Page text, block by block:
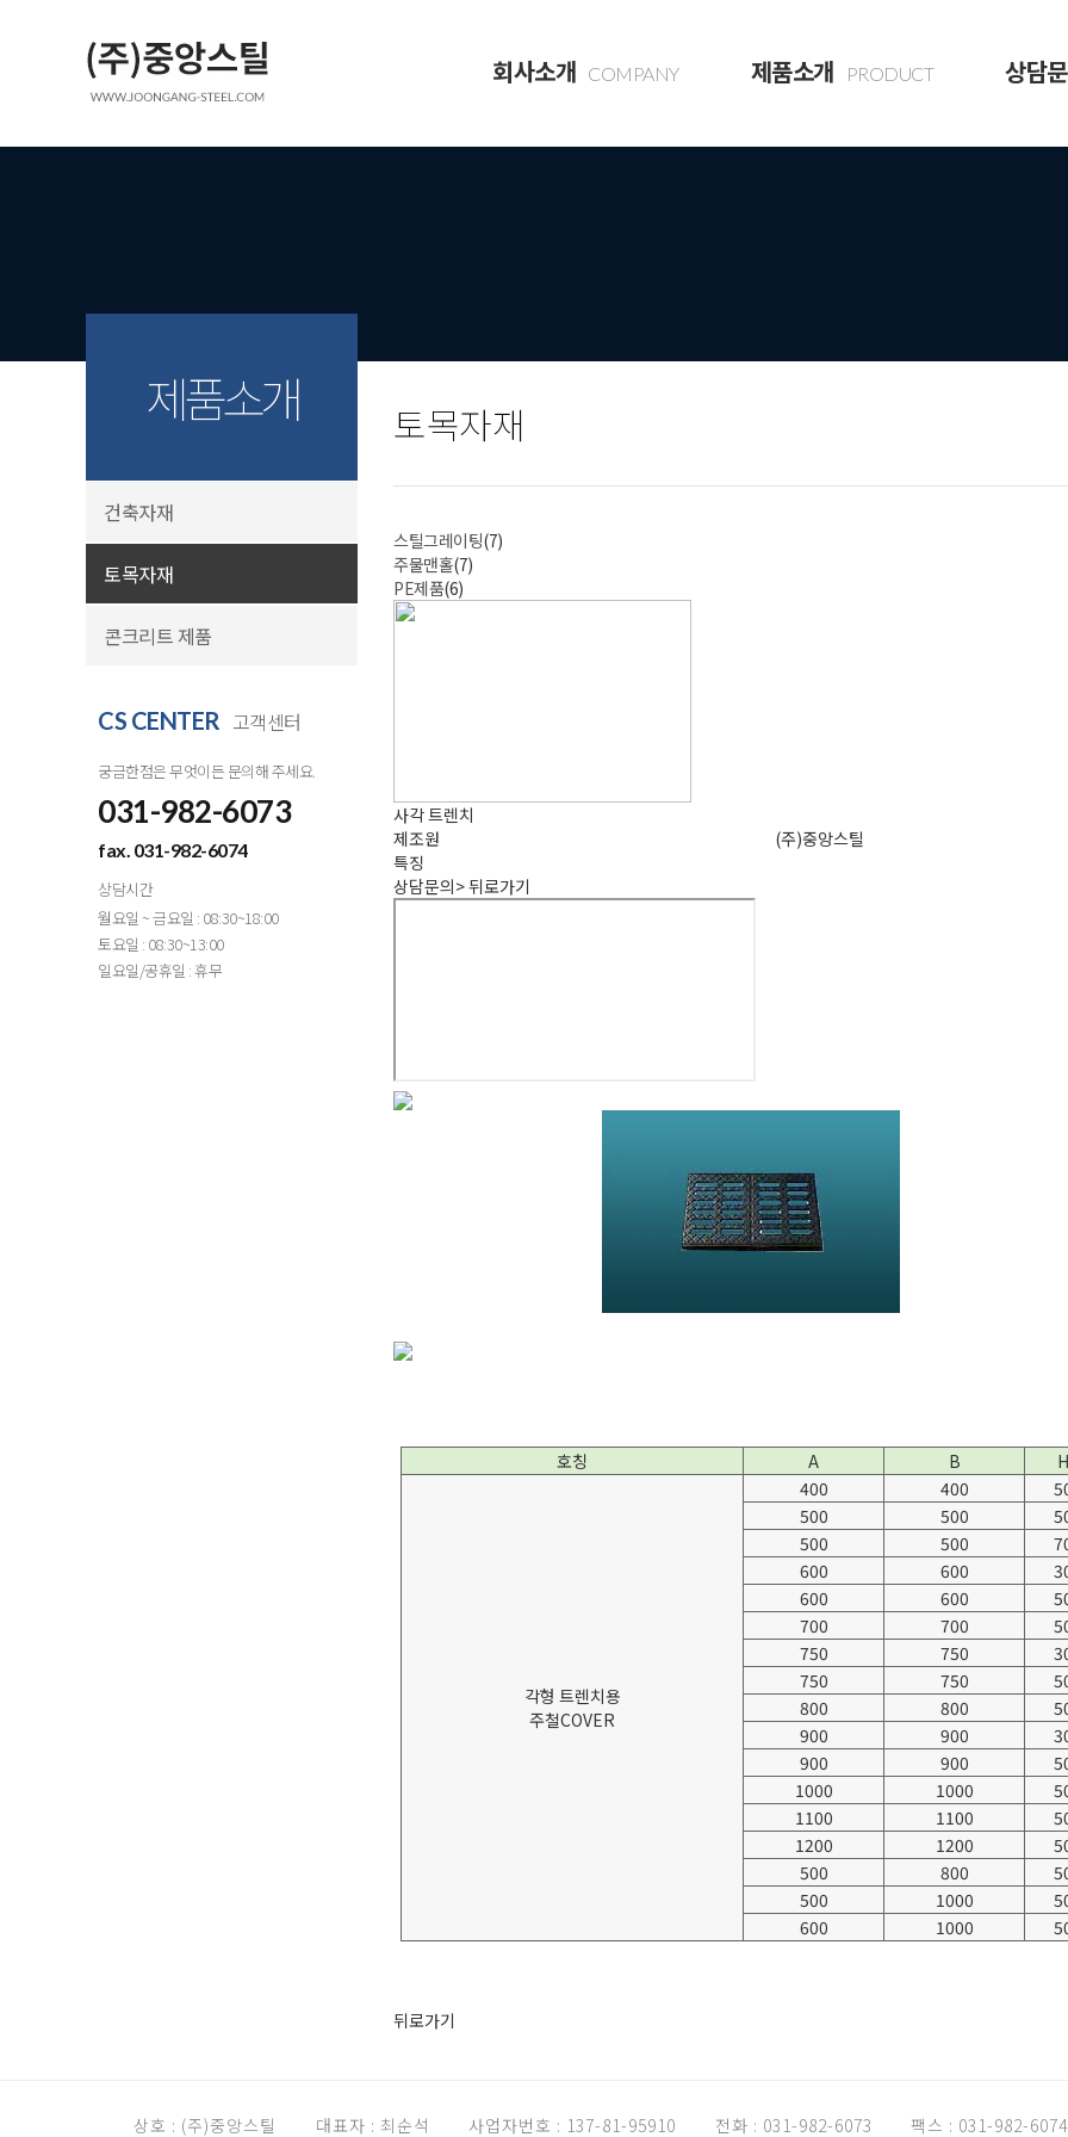
회사소개 COMPANY 제품소개 PRODUCT 상담
제품소개
건축자재
토목자재
콘크리트 제품
CS CENTER 고객센터
궁금한점은 무엇이든 문의해 주세요.
031-982-6073
fax. 031-982-6074
상담시간
월요일 ~ 금요일 : 08:30~18:00
토요일 : 08:30~13:00
일요일/공휴일 : 휴무
토목자재
스틸그레이팅(7)
주물맨홀(7)
PE제품(6)
사각 트렌치
제조원
(주)중앙스틸
특징
상담문의>뒤로가기
호칭 A B H
각형 트렌치용
주철COVER
400 400
500
500
500
500
600
600
600
600
700
700
750
750
750
750
800
800
900
900
900
900
1000
1000
1100
1100
1200
1200
500
800
500
1000
600
1000
뒤로가기
상호 : (주)중앙스틸 대표자 : 최순석 사업자번호 : 137-81-95910 전화 : 031-982-6073 팩스 : 031-982-6074